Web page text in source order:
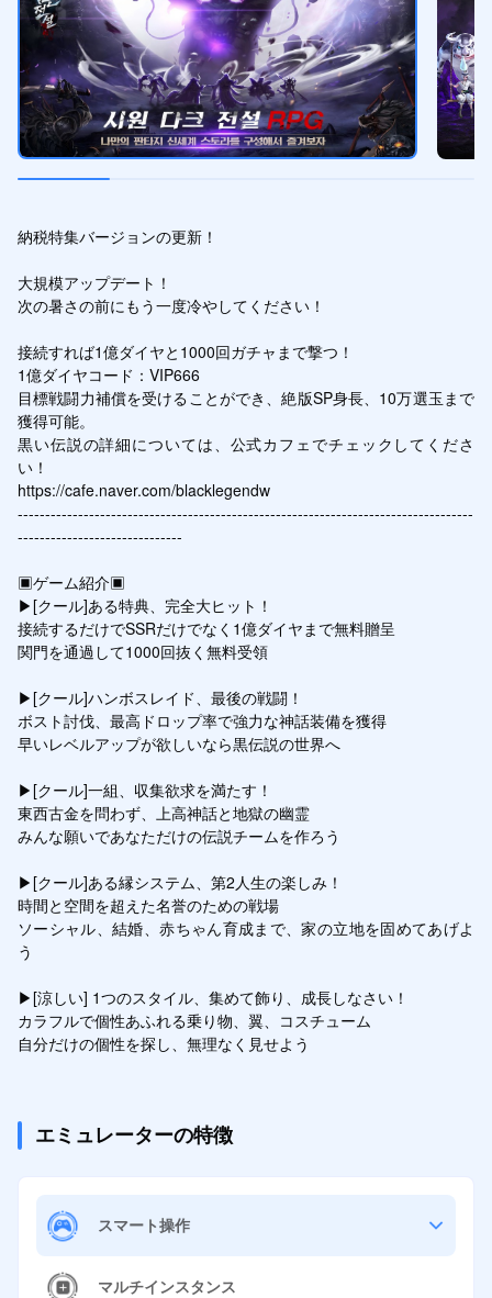
納税特集バージョンの更新！
大規模アップデート！
次の暑さの前にもう一度冷やしてください！
接続すれば1億ダイヤと1000回ガチャまで撃つ！
1億ダイヤコード：VIP666
目標戦闘力補償を受けることができ、絶版SP身長、10万選玉まで
獲得可能。
黒い伝説の詳細については、公式カフェでチェックしてくださ
い！
https://cafe.naver.com/blacklegendw
-----------------------------------------------------------------------------------
------------------------------
▣ゲーム紹介▣
▶[クール]ある特典、完全大ヒット！
接続するだけでSSRだけでなく1億ダイヤまで無料贈呈
関門を通過して1000回抜く無料受領
▶[クール]ハンボスレイド、最後の戦闘！
ボスト討伐、最高ドロップ率で強力な神話装備を獲得
早いレベルアップが欲しいなら黒伝説の世界へ
▶[クール]一組、収集欲求を満たす！
東西古金を問わず、上高神話と地獄の幽霊
みんな願いであなただけの伝説チームを作ろう
▶[クール]ある縁システム、第2人生の楽しみ！
時間と空間を超えた名誉のための戦場
ソーシャル、結婚、赤ちゃん育成まで、家の立地を固めてあげよ
う
▶[涼しい] 1つのスタイル、集めて飾り、成長しなさい！
カラフルで個性あふれる乗り物、翼、コスチューム
自分だけの個性を探し、無理なく見せよう
エミュレーターの特徴
スマート操作
マルチインスタンス